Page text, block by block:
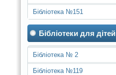
Бібліотека №151
Бібліотеки для дітей
Бібліотека № 2
Бібліотека №119